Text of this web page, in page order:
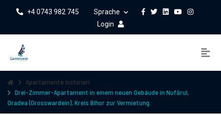
+4 0743 982 745
Sprache
Login
Apartamente inchirieri
Drei-Zimmer-Apartament in einem neuen Gebäude in Nufărul,
Oradea (Grosswardein), Kreis Bihor zur Vermietung.